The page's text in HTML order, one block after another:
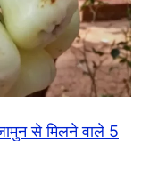
से मिलने वाले 5